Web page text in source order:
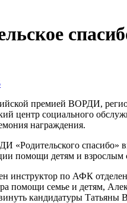
премией ВОРДИ,
центр социального
награждения.
спасибо»
помощи детям и
инструктор по АФК
помощи семье и детям,
кандидатуры